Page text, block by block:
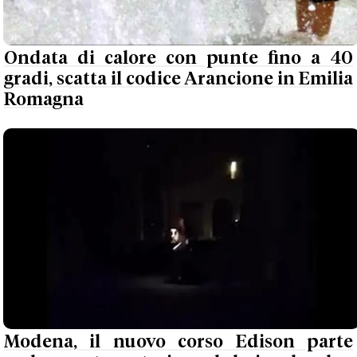
Ondata di calore con punte fino a 40
gradi, scatta il codice Arancione in Emilia
Romagna
Modena, il nuovo corso Edison parte